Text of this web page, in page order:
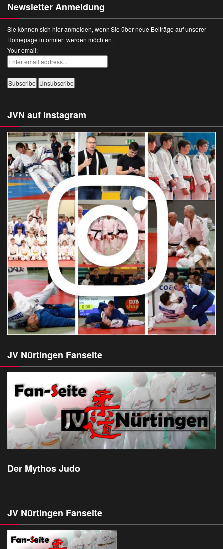
Newsletter Anmeldung
Sie können sich hier anmelden, wenn Sie über neue Beiträge auf unserer
Homepage informiert werden möchten.
Your email:
JVN auf Instagram
JV Nürtingen Fanseite
Der Mythos Judo
JV Nürtingen Fanseite